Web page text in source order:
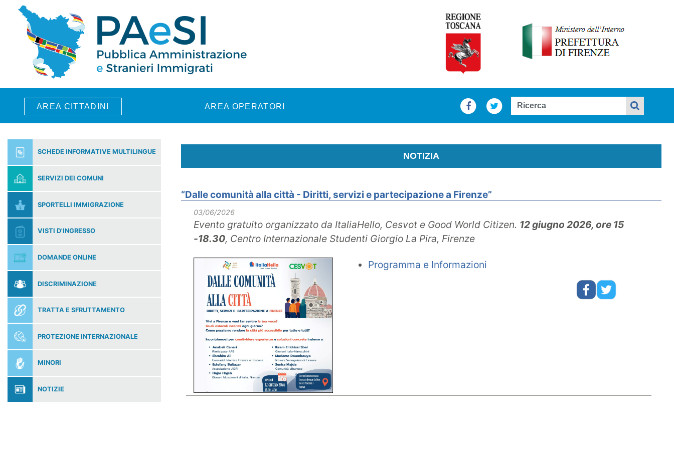
Skip to main content
AREA CITTADINI AREA OPERATORI
SCHEDE INFORMATIVE MULTILINGUE
SERVIZI DEI COMUNI
SPORTELLI IMMIGRAZIONE
VISTI D'INGRESSO
DOMANDE ONLINE
DISCRIMINAZIONE
TRATTA E SFRUTTAMENTO
PROTEZIONE INTERNAZIONALE
MINORI
NOTIZIE
NOTIZIA
“Dalle comunità alla città - Diritti, servizi e partecipazione a Firenze”
03/06/2026
Evento gratuito organizzato da ItaliaHello, Cesvot e Good World Citizen. 12 giugno 2026, ore 15
-18.30, Centro Internazionale Studenti Giorgio La Pira, Firenze
Programma e Informazioni